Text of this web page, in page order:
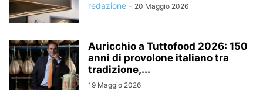
redazione - 20 Maggio 2026
Auricchio a Tuttofood 2026: 150
anni di provolone italiano tra
tradizione,...
19 Maggio 2026